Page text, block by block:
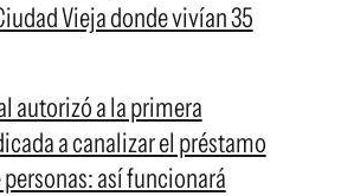
Vieja donde vivían 35
autorizó a la primera
a canalizar el préstamo
así funcionará